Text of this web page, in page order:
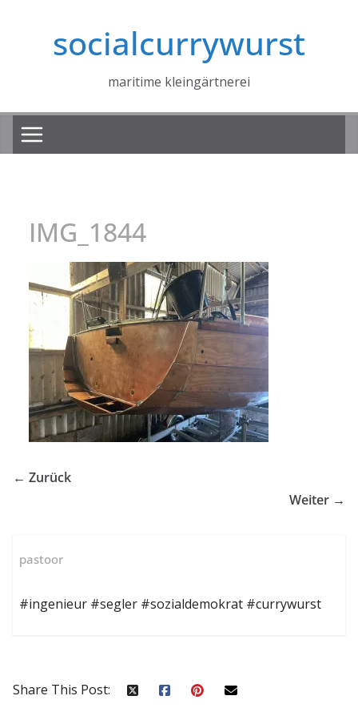
socialcurrywurst
maritime kleingärtnerei
IMG_1844
← Zurück
Weiter →
pastoor
#ingenieur #segler #sozialdemokrat #currywurst
Share This Post: